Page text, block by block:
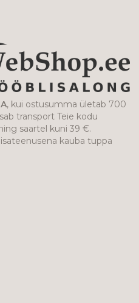
, kui ostusumma ületab 700
transport Teie kodu
saartel kuni 39 €.
kauba tuppa